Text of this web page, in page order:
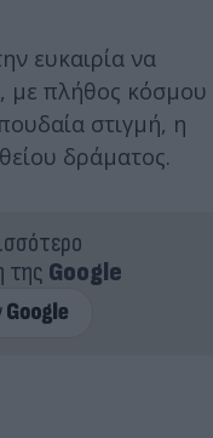
ευκαιρία να
με πλήθος κόσμου
στιγμή, η
δράματος.
της Google